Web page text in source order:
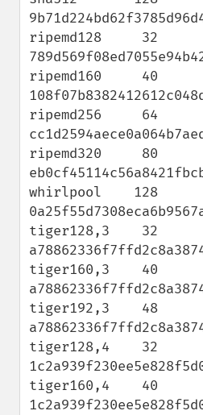
ripemd128     32
ripemd160     40
ripemd256     64
ripemd320     80
whirlpool    128
tiger128,3    32
tiger160,3    40
tiger192,3    48
tiger128,4    32
tiger160,4    40